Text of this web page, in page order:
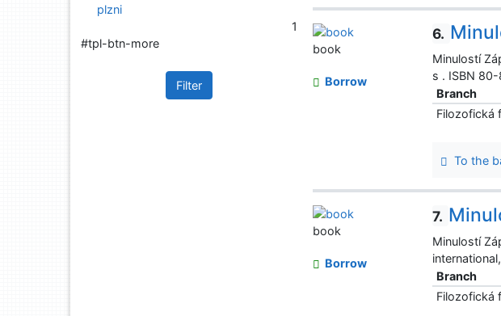
6.
Minulostí
s . ISBN
Branch
Filozofická
To the
book
Borrow
7.
Minulostí
Branch
Filozofická
book
Borrow
plzni
1
#tpl-btn-more
Filter